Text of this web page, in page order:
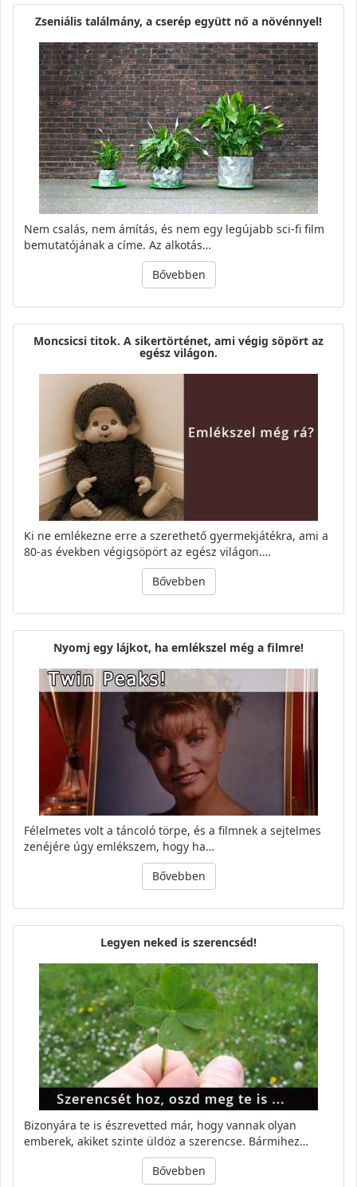
Zseniális találmány, a cserép együtt nő a növénnyel!
Nem csalás, nem ámítás, és nem egy legújabb sci-fi film
bemutatójának a címe. Az alkotás…
Bővebben
Moncsicsi titok. A sikertörténet, ami végig söpört az
egész világon.
Ki ne emlékezne erre a szerethető gyermekjátékra, ami a
80-as években végigsöpört az egész világon.…
Bővebben
Nyomj egy lájkot, ha emlékszel még a filmre!
Félelmetes volt a táncoló törpe, és a filmnek a sejtelmes
zenéjére úgy emlékszem, hogy ha…
Bővebben
Legyen neked is szerencséd!
Bizonyára te is észrevetted már, hogy vannak olyan
emberek, akiket szinte üldöz a szerencse. Bármihez…
Bővebben